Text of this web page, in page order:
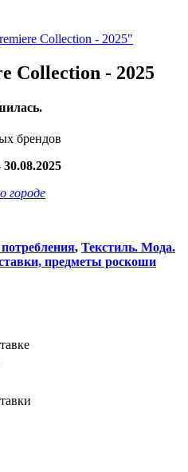
Collection - 2025"
Collection - 2025
брендов
30.08.2025
городе
, Текстиль. Мода.
предметы роскоши